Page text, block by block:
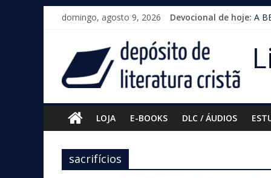
Pular
conteúdo
domingo, agosto 9, 2026 Devocional de hoje: A
LOJA E-BOOKS DLC / ÁUDIOS
sacrifícios